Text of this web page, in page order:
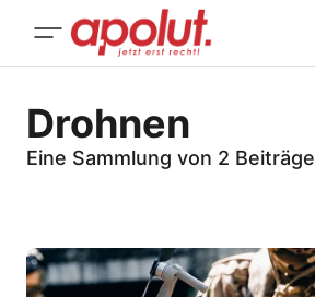
Drohnen
Eine Sammlung von 2 Beiträge